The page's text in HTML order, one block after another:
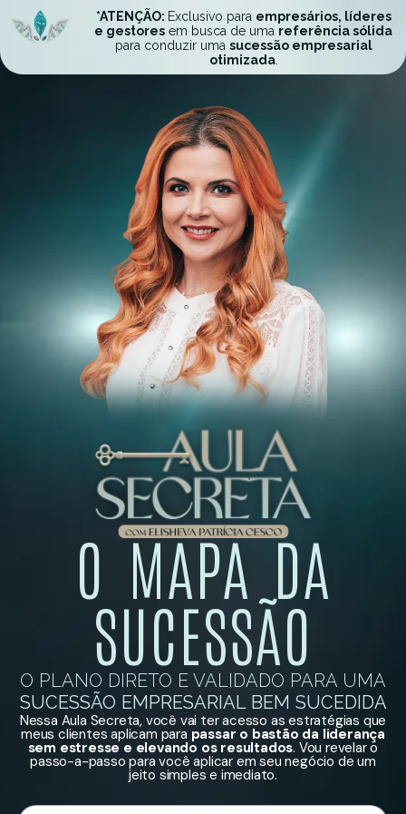
*ATENÇÃO: Exclusivo para empresários, líderes
e gestores em busca de uma referência sólida
para conduzir uma sucessão empresarial
otimizada.
O MAPA DA
SUCESSÃO
O PLANO DIRETO E VALIDADO PARA UMA
SUCESSÃO EMPRESARIAL BEM SUCEDIDA
Nessa Aula Secreta, você vai ter acesso as estratégias que
meus clientes aplicam para passar o bastão da liderança
sem estresse e elevando os resultados. Vou revelar o
passo-a-passo para você aplicar em seu negócio de um
jeito simples e imediato.